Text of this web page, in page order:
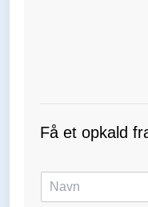
Få et opkald